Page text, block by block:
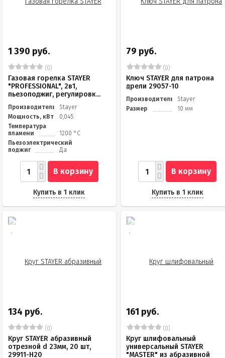
1 390 руб.
(0)
Газовая горелка STAYER
"PROFESSIONAL", 2в1,
пьезоподжиг, регулировк...
Производитель
Stayer
Мощность, кВт
0,045
Температура
пламени
1200 °С
Пьезоэлектрический
поджиг
Да
В корзину
Купить в 1 клик
79 руб.
(0)
Ключ STAYER для патрона
дрели 29057-10
Производитель
Stayer
Размер
10 мм
В корзину
Купить в 1 клик
134 руб.
(0)
Круг STAYER абразивный
отрезной d 23мм, 20 шт,
29911-H20
161 руб.
(0)
Круг шлифовальный
универсальный STAYER
"MASTER" из абразивной